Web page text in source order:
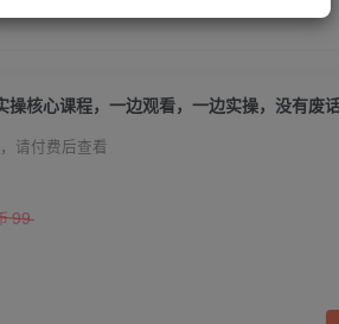
操核心课程，一边观看，一边实操，没有废
请付费后查看
99